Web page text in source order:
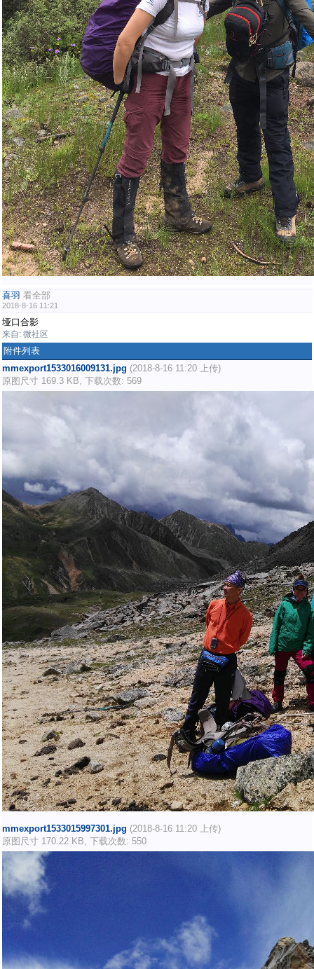
喜羽 看全部
2018-8-16 11:21
垭口合影
来自: 微社区
附件列表
mmexport1533016009131.jpg (2018-8-16 11:20 上传)
原图尺寸 169.3 KB, 下载次数: 569
mmexport1533015997301.jpg (2018-8-16 11:20 上传)
原图尺寸 170.22 KB, 下载次数: 550